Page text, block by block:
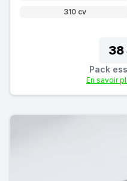
310 cv
38
Pack
En savoir